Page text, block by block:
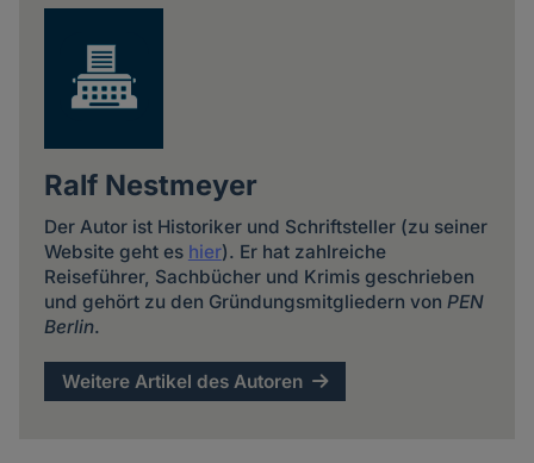
Ralf Nestmeyer
Der Autor ist Historiker und Schriftsteller (zu seiner
Website geht es hier). Er hat zahlreiche
Reiseführer, Sachbücher und Krimis geschrieben
und gehört zu den Gründungsmitgliedern von PEN
Berlin.
Weitere Artikel des Autoren